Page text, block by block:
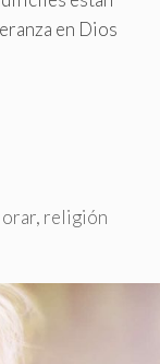
en Dios
orar, religión